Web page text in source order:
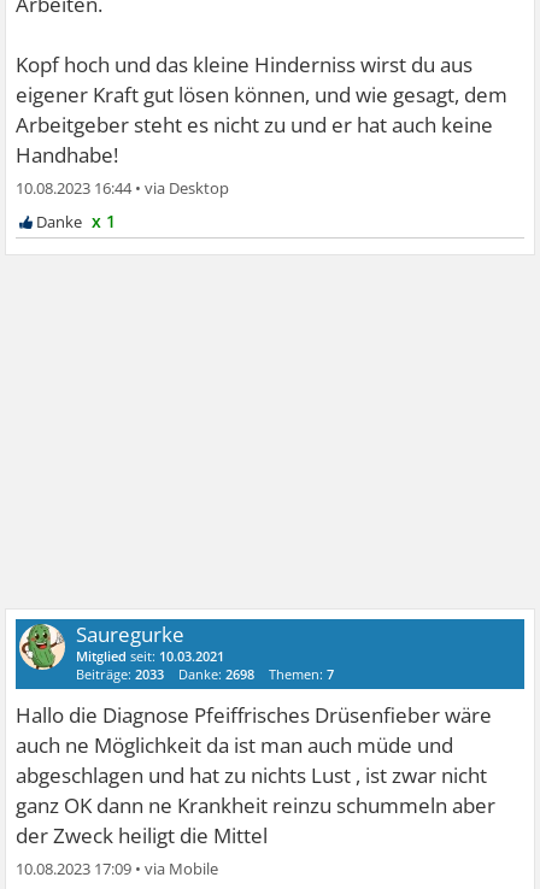
Kopf hoch und das kleine Hinderniss wirst du aus
eigener Kraft gut lösen können, und wie gesagt, dem
Arbeitgeber steht es nicht zu und er hat auch keine
Handhabe!
10.08.2023 16:44•
x 1
Sauregurke
Mitglied seit: 10.03.2021
Beiträge:2033 Danke:2698 Themen:7
Hallo die Diagnose Pfeiffrisches Drüsenfieber wäre
auch ne Möglichkeit da ist man auch müde und
abgeschlagen und hat zu nichts Lust , ist zwar nicht
ganz OK dann ne Krankheit reinzu schummeln aber
der Zweck heiligt die Mittel
10.08.2023 17:09 •